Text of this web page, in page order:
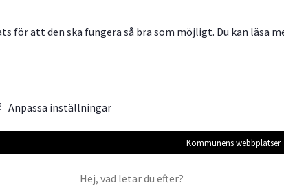
för att den ska fungera så bra som möjligt. Du kan läsa
Anpassa inställningar
Kommunens